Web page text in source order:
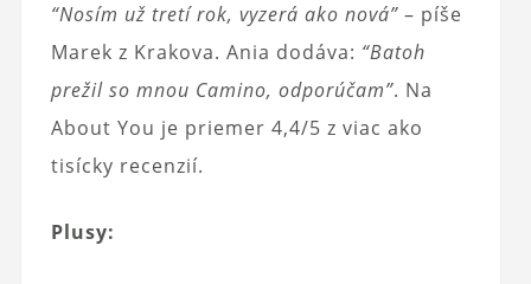
“Nosím už tretí rok, vyzerá ako nová”– píše
Marek z Krakova. Ania dodáva: “Batoh
prežil so mnou Camino, odporúčam”. Na
About You je priemer 4,4/5 z viac ako
tisícky recenzií.
Plusy: